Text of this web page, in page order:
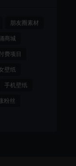
朋友圈素材
商城
费项目
壁纸
手机壁纸
粉丝